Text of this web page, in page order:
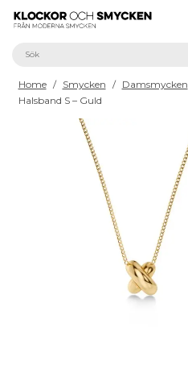
Home / Smycken / Damsmycken
Halsband S – Guld